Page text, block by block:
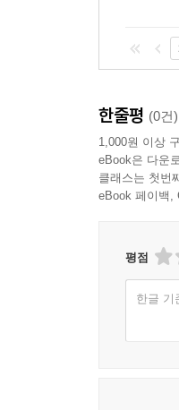
한줄평 (0건)
1,000원 이상
eBook은 다운
클래스는 첫번
eBook 페이백,
평점
한글 기